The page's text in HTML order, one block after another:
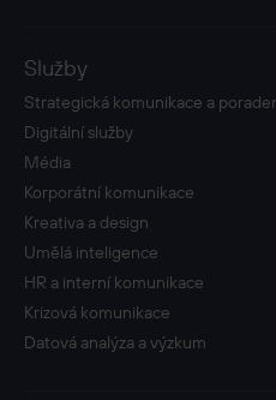
Služby
Strategická komunikace a
Digitální služby
Média
Korporátní komunikace
Kreativa a design
Umělá inteligence
HR a interní komunikace
Krizová komunikace
Datová analýza a výzkum